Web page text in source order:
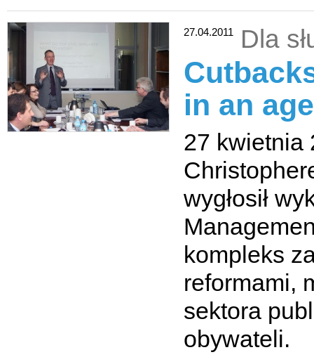
27.04.2011 Dla
in an
27 kwietnia
wygłosił
kompleks
reformami,
sektora
obywateli.